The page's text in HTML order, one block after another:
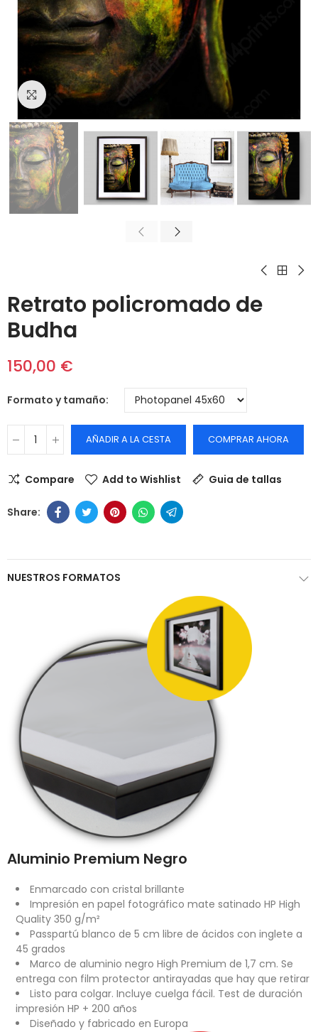
Click para agrandar
Retrato policromado de
Budha
150,00 €
Formato y tamaño
AÑADIR A LA CESTA COMPRAR AHORA
Compare Add to Wishlist Guia de tallas
NUESTROS FORMATOS
Aluminio Premium Negro
Enmarcado con cristal brillante
Impresión en papel fotográfico mate satinado HP High
Quality 350 g/m²
Passpartú blanco de 5 cm libre de ácidos con inglete a
45 grados
Marco de aluminio negro High Premium de 1,7 cm. Se
entrega con film protector antirayadas que hay que retirar
Listo para colgar. Incluye cuelga fácil. Test de duración
impresión HP + 200 años
Diseñado y fabricado en Europa